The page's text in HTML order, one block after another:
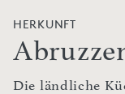
HERKUNFT
Die ländliche